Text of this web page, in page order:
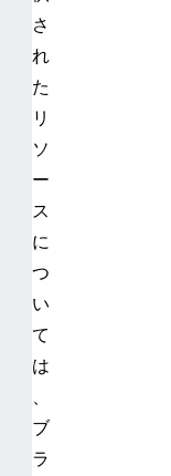
さ
れ
た
リ
ソ
ー
ス
に
つ
い
て
は
ブ
ラ